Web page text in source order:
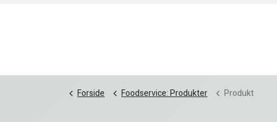
Forside Foodservice: Produkter Produkt